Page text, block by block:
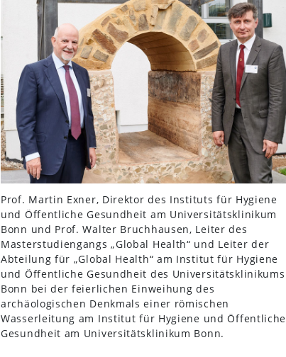
Prof. Martin Exner, Direktor des Instituts für Hygiene
und Öffentliche Gesundheit am Universitätsklinikum
Bonn und Prof. Walter Bruchhausen, Leiter des
Masterstudiengangs „Global Health“ und Leiter der
Abteilung für „Global Health“ am Institut für Hygiene
und Öffentliche Gesundheit des Universitätsklinikums
Bonn bei der feierlichen Einweihung des
archäologischen Denkmals einer römischen
Wasserleitung am Institut für Hygiene und Öffentliche
Gesundheit am Universitätsklinikum Bonn.